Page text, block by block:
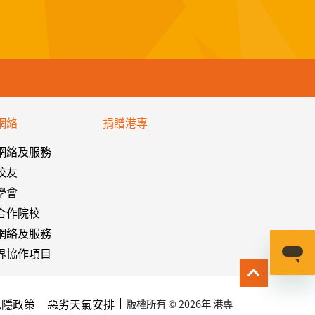
絡
絡及服務
友
會
作院校
絡及服務
協作項目
捐贈港專
政策 惡劣天氣安排 版權所有 © 2026年 港專